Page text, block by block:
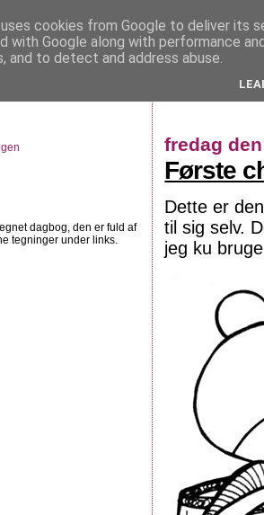
fredag
Første
Dette er
til sig selv.
jeg ku
dagbog, den er fuld af
tegninger under links.
cookies from Google to deliver its
with Google along with performance
and to detect and address abuse.